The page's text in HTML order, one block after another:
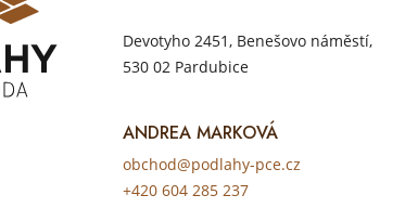
Devotyho 2451, Benešovo náměstí,
530 02 Pardubice
ANDREA MARKOVÁ
obchod@podlahy-pce.cz
+420 604 285 237